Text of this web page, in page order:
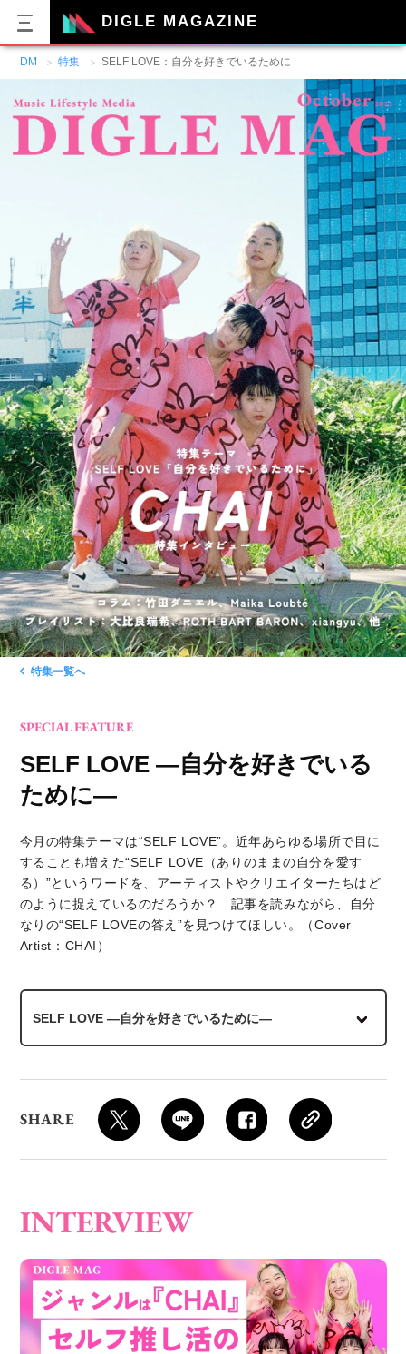
DIGLE MAGAZINE
DM 特集 SELF LOVE：自分を好きでいるために
特集一覧へ
SPECIAL FEATURE
SELF LOVE ―自分を好きでいる
ために―
今月の特集テーマは“SELF LOVE”。近年あらゆる場所で目に
することも増えた“SELF LOVE（ありのままの自分を愛す
る）”というワードを、アーティストやクリエイターたちはど
のように捉えているのだろうか？ 記事を読みながら、自分
なりの“SELF LOVEの答え”を見つけてほしい。（Cover
Artist：CHAI）
SELF LOVE ―自分を好きでいるために―
SHARE
INTERVIEW